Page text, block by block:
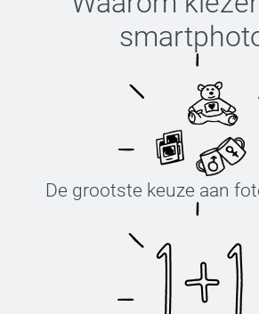
De grootste keuze aan